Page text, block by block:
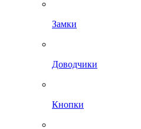
Замки
Доводчики
Кнопки